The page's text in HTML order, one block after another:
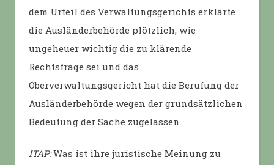
dem Urteil des Verwaltungsgerichts erklärte
die Ausländerbehörde plötzlich, wie
ungeheuer wichtig die zu klärende
Rechtsfrage sei und das
Oberverwaltungsgericht hat die Berufung der
Ausländerbehörde wegen der grundsätzlichen
Bedeutung der Sache zugelassen.
ITAP:Was ist ihre juristische Meinung zu